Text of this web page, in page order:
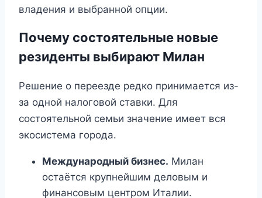
владения и выбранной опции.
Почему состоятельные новые
резиденты выбирают Милан
Решение о переезде редко принимается из-
за одной налоговой ставки. Для
состоятельной семьи значение имеет вся
экосистема города.
Международный бизнес. Милан
остаётся крупнейшим деловым и
финансовым центром Италии.